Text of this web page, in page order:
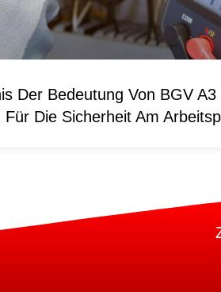
Der Bedeutung Von BGV A3
Für Die Sicherheit Am